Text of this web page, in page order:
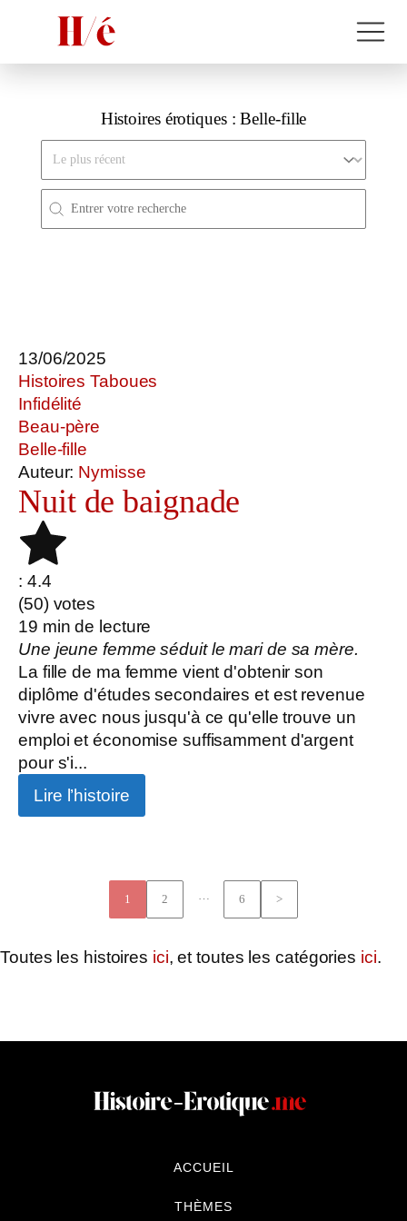
Histoires érotiques :Belle-fille
Trier par
Search FR
Rechercher
13/06/2025
Histoires Taboues
Infidélité
Beau-père
Belle-fille
Auteur: Nymisse
Nuit de baignade
: 4.4
(50) votes
19 min de lecture
Une jeune femme séduit le mari de sa mère.
La fille de ma femme vient d'obtenir son
diplôme d'études secondaires et est revenue
vivre avec nous jusqu'à ce qu'elle trouve un
emploi et économise suffisamment d'argent
pour s'i...
Lire l’histoire
1 2 … 6 >
Toutes les histoires ici, et toutes les catégories ici.
ACCUEIL
THÈMES